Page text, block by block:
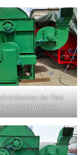
der Reis-
Schälmachine